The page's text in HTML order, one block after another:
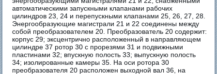
автоматическими запускными клапанами рабочих
цилиндров 23, 24 и перепускными клапанами 25, 26, 27, 28.
Энергообразующие магистрали 21 и 22 соединены между
собой преобразователем 20. Преобразователь 20 содержит:
корпус 29; эксцентрично расположенный в направляющем
цилиндре 37 ротор 30 с прорезями 31 и подвижными
пластинами 32; впускную полость 33; выпускную полость
34; изолированные камеры 35. На оси ротора 30
преобразователя 20 расположен выходной вал 36, на